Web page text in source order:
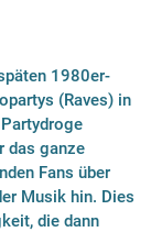
1980er-
(Raves) in
das ganze
Fans über
Musik hin. Dies
die dann